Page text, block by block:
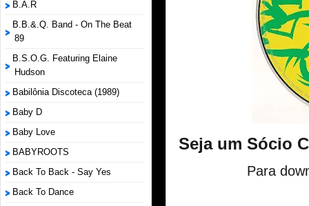
B.A.R
B.B.&.Q. Band - On The Beat
89
B.S.O.G. Featuring Elaine
Hudson
Babilônia Discoteca (1989)
Baby D
Baby Love
BABYROOTS
Back To Back - Say Yes
Back To Dance
Seja um Sócio
Para